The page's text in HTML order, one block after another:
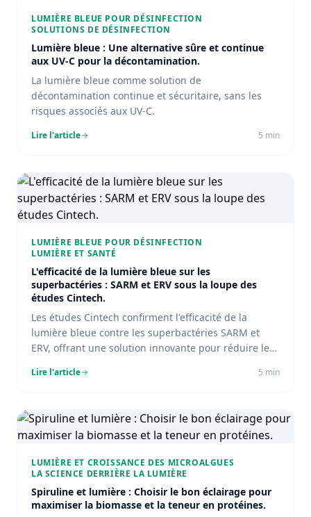
LUMIÈRE BLEUE POUR DÉSINFECTION
SOLUTIONS DE DÉSINFECTION
Lumière bleue : Une alternative sûre et continue
aux UV-C pour la décontamination.
La lumière bleue comme solution de
décontamination continue et sécuritaire, sans les
risques associés aux UV-C.
Lire l'article 5 min
LUMIÈRE BLEUE POUR DÉSINFECTION
LUMIÈRE ET SANTÉ
L'efficacité de la lumière bleue sur les
superbactéries : SARM et ERV sous la loupe des
études Cintech.
Les études Cintech confirment l'efficacité de la
lumière bleue contre les superbactéries SARM et
ERV, offrant une solution innovante pour réduire les
Lire l'article 5 min
LUMIÈRE ET CROISSANCE DES MICROALGUES
LA SCIENCE DERRIÈRE LA LUMIÈRE
Spiruline et lumière : Choisir le bon éclairage pour
maximiser la biomasse et la teneur en protéines.